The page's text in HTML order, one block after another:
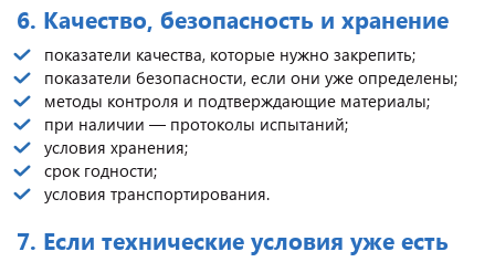
6. Качество, безопасность и хранение
показатели качества, которые нужно закрепить;
показатели безопасности, если они уже определены;
методы контроля и подтверждающие материалы;
при наличии — протоколы испытаний;
условия хранения;
срок годности;
условия транспортирования.
7. Если технические условия уже есть